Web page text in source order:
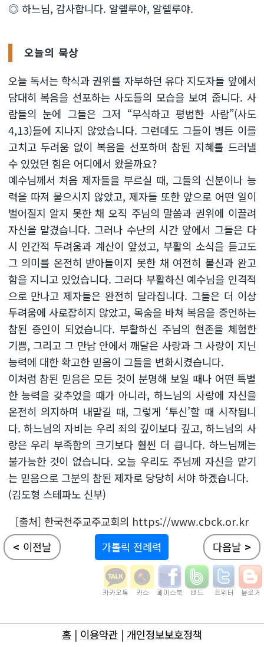
◎ 하느님, 감사합니다. 알렐루야, 알렐루야.
오늘의 묵상
오늘 독서는 학식과 권위를 자부하던 유다 지도자들 앞에서
담대히 복음을 선포하는 사도들의 모습을 보여 줍니다. 사
람들의 눈에 그들은 그저 “무식하고 평범한 사람”(사도
4,13)들에 지나지 않았습니다. 그런데도 그들이 병든 이를
고치고 두려움 없이 복음을 선포하며 참된 지혜를 드러낼
수 있었던 힘은 어디에서 왔을까요?
예수님께서 처음 제자들을 부르실 때, 그들의 신분이나 능
력을 따져 물으시지 않았고, 제자들 또한 앞으로 어떤 일이
벌어질지 알지 못한 채 오직 주님의 말씀과 권위에 이끌려
자신을 맡겼습니다. 그러나 수난의 시간 앞에서 그들은 다
시 인간적 두려움과 계산이 앞섰고, 부활의 소식을 듣고도
그 의미를 온전히 받아들이지 못한 채 여전히 불신과 완고
함을 지니고 있었습니다. 그러다 부활하신 예수님을 인격적
으로 만나고 제자들은 완전히 달라집니다. 그들은 더 이상
두려움에 사로잡히지 않았고, 목숨을 바쳐 복음을 증언하는
참된 증인이 되었습니다. 부활하신 주님의 현존을 체험한
기쁨, 그리고 그 만남 안에서 깨달은 사랑과 그 사랑이 지닌
능력에 대한 확고한 믿음이 그들을 변화시켰습니다.
이처럼 참된 믿음은 모든 것이 분명해 보일 때나 어떤 특별
한 능력을 갖추었을 때가 아니라, 하느님의 사랑에 자신을
온전히 의지하며 내맡길 때, 그렇게 ‘투신’할 때 시작됩니
다. 하느님의 자비는 우리 죄의 깊이보다 깊고, 하느님의 사
랑은 우리 부족함의 크기보다 훨씬 더 큽니다. 하느님께는
불가능한 것이 없습니다. 오늘 우리도 주님께 자신을 맡기
는 믿음으로 그분의 참된 제자로 당당히 서야 하겠습니다.
(김도형 스테파노 신부)
[출처] 한국천주교주교회의 https://www.cbck.or.kr
< 이전날 가톨릭 전례력 다음날 >
홈 | 이용약관 | 개인정보보호정책